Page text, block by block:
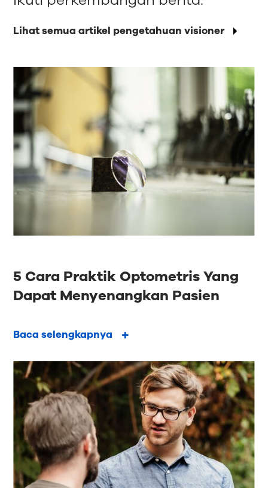
Lihat semua artikel pengetahuan visioner
5 Cara Praktik Optometris Yang
Dapat Menyenangkan Pasien
Baca selengkapnya